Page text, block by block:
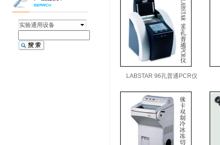
LABSTAR 96孔普通PCR仪
实验通用设备